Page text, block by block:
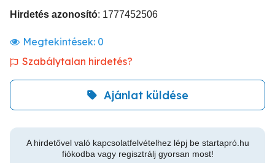
Hirdetés azonosító: 1777452506
Megtekintések: 0
Szabálytalan hirdetés?
Ajánlat küldése
A hirdetővel való kapcsolatfelvételhez lépj be startapró.hu
fiókodba vagy regisztrálj gyorsan most!